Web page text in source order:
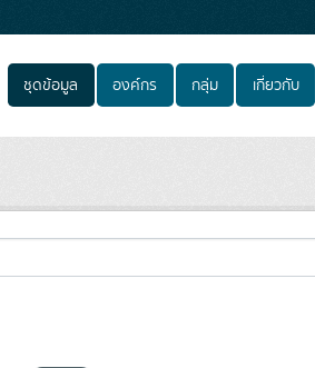
ชุดข้อมูล องค์กร กลุ่ม เกี่ยวกับ